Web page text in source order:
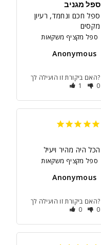
ספל מגניב
ספל חכם ונחמד, רעיון
מקסים
ספל מקציף משקאות
Anonymous
האם ביקורת זו הועילה לך?
1
0
הכל היה מהיר ויעיל
ספל מקציף משקאות
Anonymous
האם ביקורת זו הועילה לך?
0
0